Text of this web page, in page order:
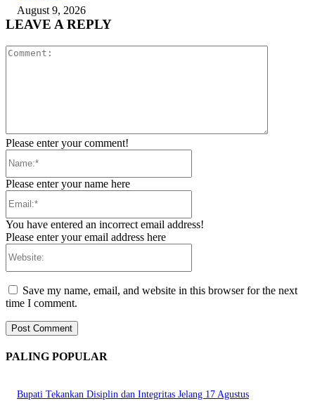
August 9, 2026
LEAVE A REPLY
Please enter your comment!
Please enter your name here
You have entered an incorrect email address!
Please enter your email address here
Save my name, email, and website in this browser for the next
time I comment.
PALING POPULAR
Bupati Tekankan Disiplin dan Integritas Jelang 17 Agustus